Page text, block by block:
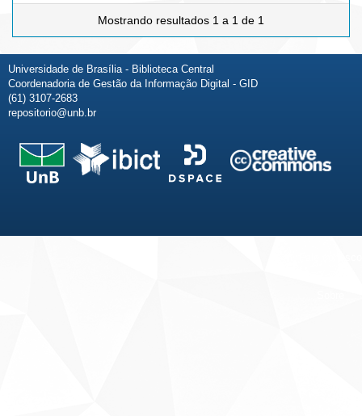
Mostrando resultados 1 a 1 de 1
Universidade de Brasília - Biblioteca Central
Coordenadoria de Gestão da Informação Digital - GID
(61) 3107-2683
repositorio@unb.br